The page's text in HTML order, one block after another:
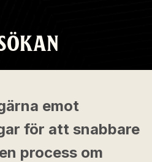
emot
för att snabbare
process om